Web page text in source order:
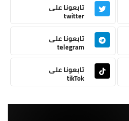
تابعونا على
twitter
تابعونا على
telegram
تابعونا على
tikTok